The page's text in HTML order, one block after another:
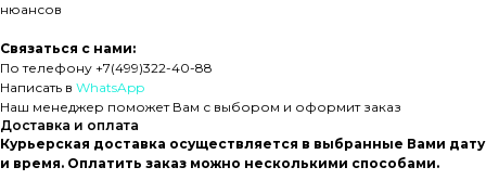
нюансов
Связаться с нами:
По телефону +7(499)322-40-88
Написать в WhatsApp
Наш менеджер поможет Вам с выбором и оформит заказ
Доставка и оплата
Курьерская доставка осуществляется в выбранные Вами дату
и время. Оплатить заказ можно несколькими способами.